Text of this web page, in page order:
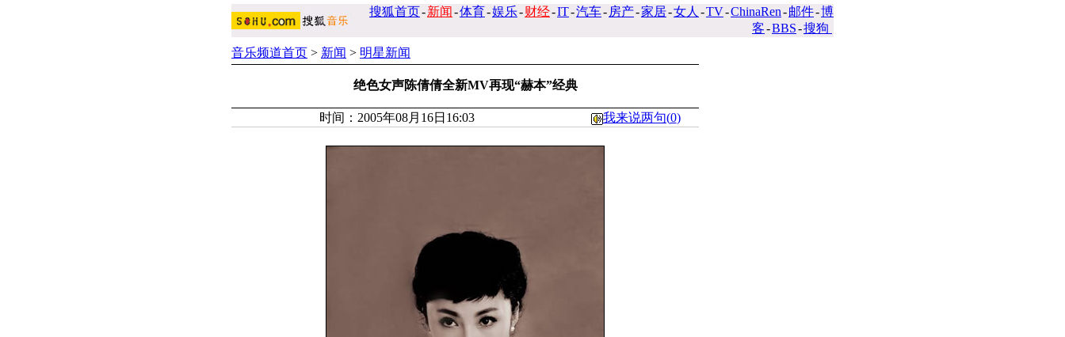
搜狐首页-新闻 -体育-娱乐-财经-IT-汽车- 房产-家居-女人 -TV-ChinaRen-邮件-博
客-BBS-搜狗
音乐频道首页 > 新闻 > 明星新闻
绝色女声陈倩倩全新MV再现“赫本”经典
时间：2005年08月16日16:03 我来说两句(0)